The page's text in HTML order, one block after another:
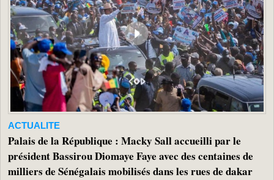
ACTUALITE
Palais de la République : Macky Sall accueilli par le
président Bassirou Diomaye Faye avec des centaines de
milliers de Sénégalais mobilisés dans les rues de dakar